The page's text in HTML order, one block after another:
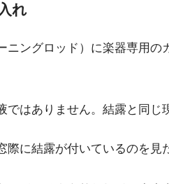
れ
ニングロッド）に楽器専用
ではありません。結露と同じ
際に結露が付いているのを見